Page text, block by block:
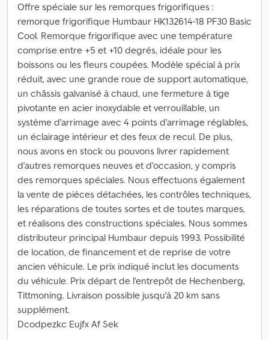
Offre spéciale sur les remorques frigorifiques :
remorque frigorifique Humbaur HK132614-18 PF30 Basic
Cool. Remorque frigorifique avec une température
comprise entre +5 et +10 degrés, idéale pour les
boissons ou les fleurs coupées. Modèle spécial à prix
réduit, avec une grande roue de support automatique,
un châssis galvanisé à chaud, une fermeture à tige
pivotante en acier inoxydable et verrouillable, un
système d'arrimage avec 4 points d'arrimage réglables,
un éclairage intérieur et des feux de recul. De plus,
nous avons en stock ou pouvons livrer rapidement
d'autres remorques neuves et d'occasion, y compris
des remorques spéciales. Nous effectuons également
la vente de pièces détachées, les contrôles techniques,
les réparations de toutes sortes et de toutes marques,
et réalisons des constructions spéciales. Nous sommes
distributeur principal Humbaur depuis 1993. Possibilité
de location, de financement et de reprise de votre
ancien véhicule. Le prix indiqué inclut les documents
du véhicule. Prix départ de l'entrepôt de Hechenberg,
Tittmoning. Livraison possible jusqu'à 20 km sans
supplément.
Dcodpezkc Eujfx Af Sek